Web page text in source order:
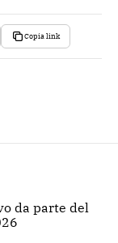
Copia link
da parte del